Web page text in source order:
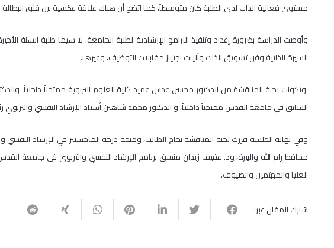
مستوى فعالية الذات لدى الطلبة كان متوسطاً، كما اتضح أن هناك علاقة عكسية بين قلق البطالة
وأوصت الدراسة بضرورة إعداد وتنفيذ البرامج الإرشادية لطلبة الجامعة، لا سيما طلبة السنة
السيرة الذاتية وفن تسويق الذات وآليات اجتياز مقابلات التوظيف، وغيرها.
وتكونت لجنة المناقشة من الدكتور محسن عدس عميد كلية العلوم التربوية ممتحناً داخلياً،
السابق في جامعة القدس ممتحناً داخلياً، و الدكتور محمد شاهين أستاذ الإرشاد النفسي والتربوي
وفي نهاية الجلسة قررت لجنة المناقشة نجاح الطالب، ومنحه درجة الماجستير في الإرشاد النفسي
محافظ رام الله والبيرة، ود. عفيف زيدان منسق برنامج الإرشاد النفسي والتربوي في جامعة
العليا والمهتمين والضيوف.
شارك المقال عبر: